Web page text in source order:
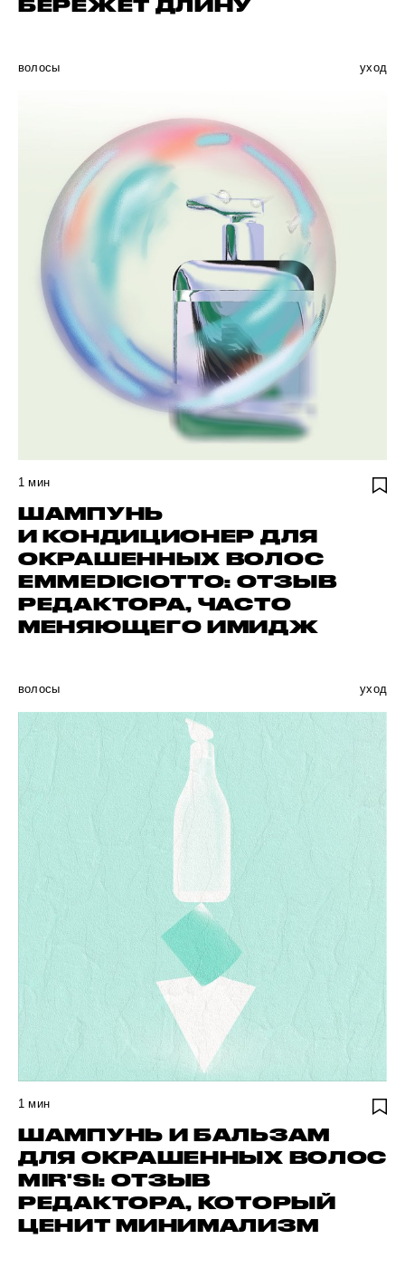
БЕРЕЖЕТ ДЛИНУ
волосы уход
1 мин
ШАМПУНЬ
И КОНДИЦИОНЕР ДЛЯ
ОКРАШЕННЫХ ВОЛОС
EMMEDICIOTTO: ОТЗЫВ
РЕДАКТОРА, ЧАСТО
МЕНЯЮЩЕГО ИМИДЖ
волосы уход
1 мин
ШАМПУНЬ И БАЛЬЗАМ
ДЛЯ ОКРАШЕННЫХ ВОЛОС
MIR'SI: ОТЗЫВ
РЕДАКТОРА, КОТОРЫЙ
ЦЕНИТ МИНИМАЛИЗМ